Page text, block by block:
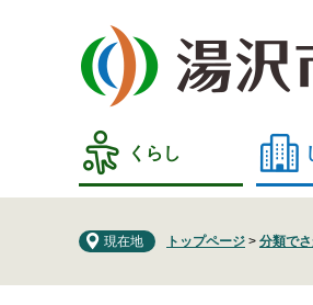
す
し
くらし
現在地 トップページ > 分類で